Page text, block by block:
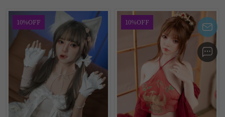
10%OFF 10%OFF